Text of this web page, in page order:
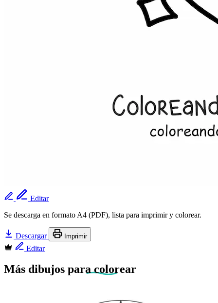
Editar
Se descarga en formato A4 (PDF), lista para imprimir y colorear.
Descargar Imprimir
Editar
Más dibujos para colorear